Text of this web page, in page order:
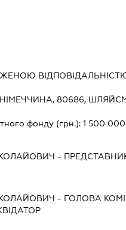
80686,
фонду (грн.): 1 500 000
-
- ГОЛОВА